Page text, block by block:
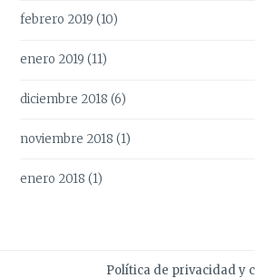
febrero 2019 (10)
enero 2019 (11)
diciembre 2018 (6)
noviembre 2018 (1)
enero 2018 (1)
Política de privacidad y